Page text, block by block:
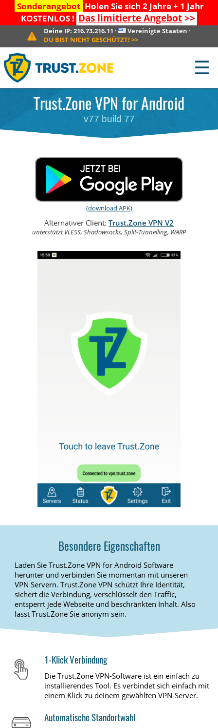
Sonderangebot Holen Sie sich 2 Jahre + 1 Jahr
KOSTENLOS ! Das limitierte Angebot>>
Deine IP:216.73.216.11 · Vereinigte Staaten ·
DU BIST NICHT GESCHÜTZT! >>
☰
Trust.Zone VPN for Android
v77 build 77
(download APK)
Alternativer Client: Trust.Zone VPN V2
unterstützt VLESS, Shadowsocks, Split-Tunnelling, WARP
Besondere Eigenschaften
Laden Sie Trust.Zone VPN for Android Software
herunter und verbinden Sie momentan mit unseren
VPN Servern. Trust.Zone VPN schützt Ihre Identität,
sichert die Verbindung, verschlüsselt den Traffic,
entsperrt jede Webseite und beschränkten Inhalt. Also
lässt Trust.Zone Sie anonym sein.
1-Klick Verbindung
Die Trust.Zone VPN-Software ist ein einfach zu
installierendes Tool. Es verbindet sich einfach mit
einem Klick zu deinem gewählten VPN-Server.
Automatische Standortwahl